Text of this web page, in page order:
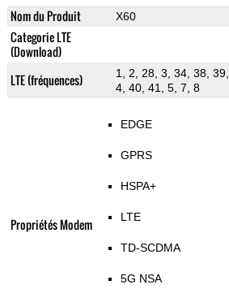
Nom du Produit X60
Categorie LTE
(Download)
LTE (fréquences)
1, 2, 28, 3, 34, 38, 39,
4, 40, 41, 5, 7, 8
Propriétés Modem
EDGE
GPRS
HSPA+
LTE
TD-SCDMA
5G NSA